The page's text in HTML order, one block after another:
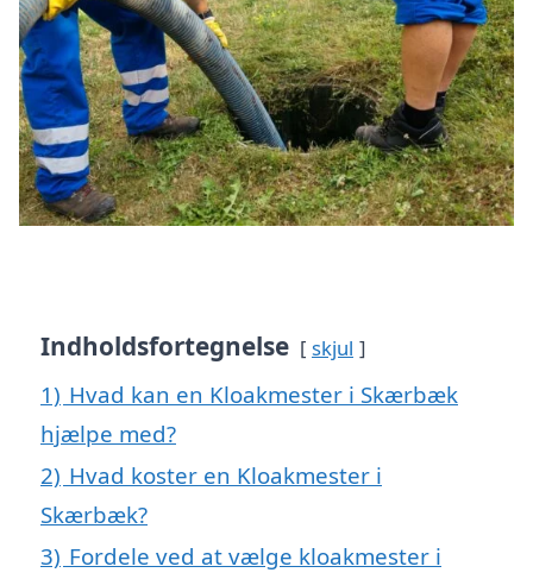
Indholdsfortegnelse skjul
1) Hvad kan en Kloakmester i Skærbæk
hjælpe med?
2) Hvad koster en Kloakmester i
Skærbæk?
3) Fordele ved at vælge kloakmester i